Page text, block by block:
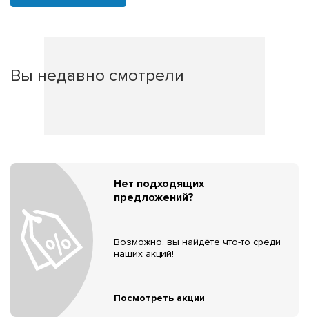
Вы недавно смотрели
Нет подходящих
предложений?
Возможно, вы найдёте что-то среди
наших акций!
Посмотреть акции